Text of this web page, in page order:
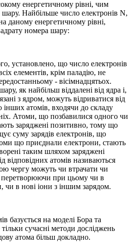
енергетичному рівні, чим
Найбільше число електронів N,
даному енергетичному рівні,
номера шару:
установлено, що число електронів
елементів, крім паладію, не
- вісімнадцятьох.
як найбільш віддалені від ядра і,
з ядром, можуть відриватися від
інших атомів, входячи до складу
Атоми, що позбавилися одного чи
заряджені позитивно, тому що
суму зарядів електронів, що
що приєднали електрони, стають
таким шляхом заряджені
відповідних атомів називаються
чергу можуть чи втрачати чи
при цьому чи в
чи в нові іони з іншим зарядом.
базується на моделі Бора та
сучасні методи досліджень
атома більш докладно.